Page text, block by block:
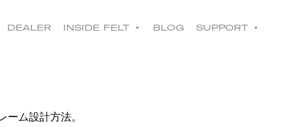
ン
DEALER INSIDE FELT BLOG SUPPORT
ム設計方法。